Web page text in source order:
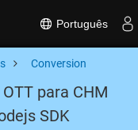
Português
Conversion
para CHM
SDK